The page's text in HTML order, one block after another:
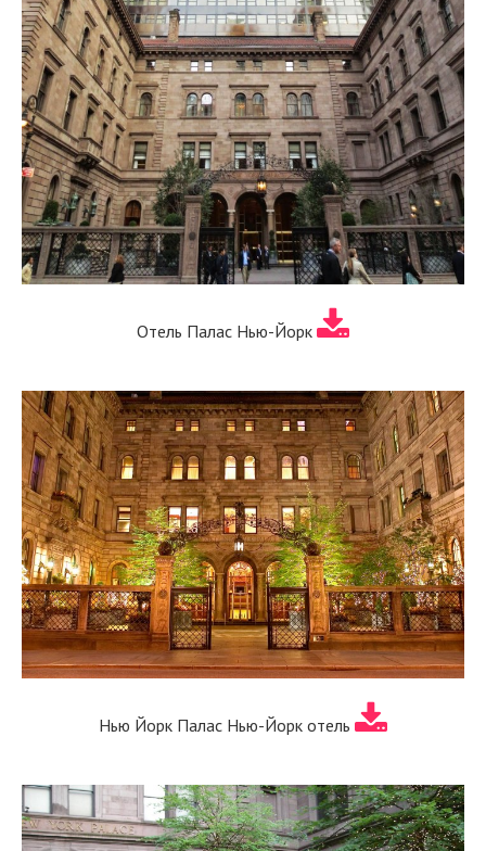
Отель Палас Нью-Йорк
Нью Йорк Палас Нью-Йорк отель